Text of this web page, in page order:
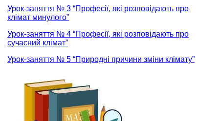
Урок-заняття № 3 “Професії, які розповідають про
клімат минулого”
Урок-заняття № 4 “Професії, які розповідають про
сучасний клімат”
Урок-заняття № 5 “Природні причини зміни клімату”